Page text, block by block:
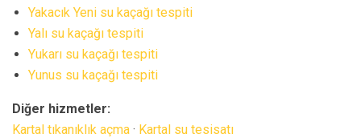
Yakacık Yeni su kaçağı tespiti
Yalı su kaçağı tespiti
Yukarı su kaçağı tespiti
Yunus su kaçağı tespiti
Diğer hizmetler:
Kartal tıkanıklık açma · Kartal su tesisatı